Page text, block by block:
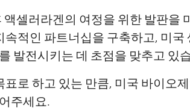
액셀러라겐의 여정을 위한 발판을
적인 파트너십을 구축하고, 미국
발전시키는 데 초점을 맞추고 있
표로 하고 있는 만큼, 미국 바이오
주세요.